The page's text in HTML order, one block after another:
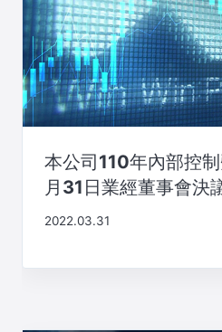
本公司110年內部控
月31日業經董事會決
2022.03.31